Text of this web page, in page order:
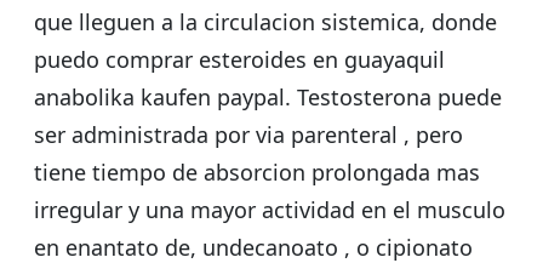
que lleguen a la circulacion sistemica, donde
puedo comprar esteroides en guayaquil
anabolika kaufen paypal. Testosterona puede
ser administrada por via parenteral , pero
tiene tiempo de absorcion prolongada mas
irregular y una mayor actividad en el musculo
en enantato de, undecanoato , o cipionato